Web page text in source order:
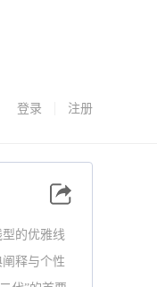
登录 注册
的优雅线
释与个性